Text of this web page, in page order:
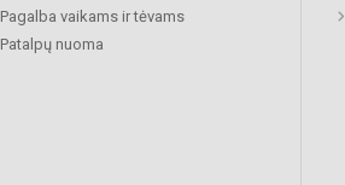
Pagalba vaikams ir tėvams
Patalpų nuoma